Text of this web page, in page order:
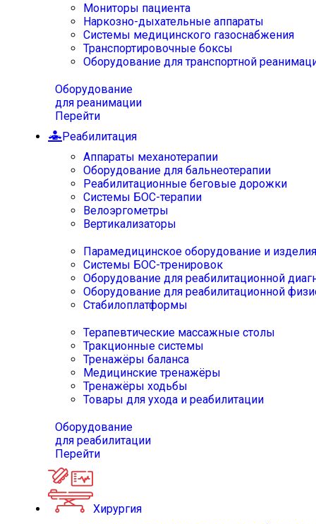
Мониторы пациента
Наркозно-дыхательные аппараты
Системы медицинского газоснабжения
Транспортировочные боксы
Оборудование для транспортной
Оборудование
для реанимации
Перейти
Реабилитация
Аппараты механотерапии
Оборудование для бальнеотерапии
Реабилитационные беговые дорожки
Системы БОС-терапии
Велоэргометры
Вертикализаторы
Парамедицинское оборудование и изделия
Системы БОС-тренировок
Оборудование для реабилитационной
Оборудование для реабилитационной
Стабилоплатформы
Терапевтические массажные столы
Тракционные системы
Тренажёры баланса
Медицинские тренажёры
Тренажёры ходьбы
Товары для ухода и реабилитации
Оборудование
для реабилитации
Перейти
Хирургия